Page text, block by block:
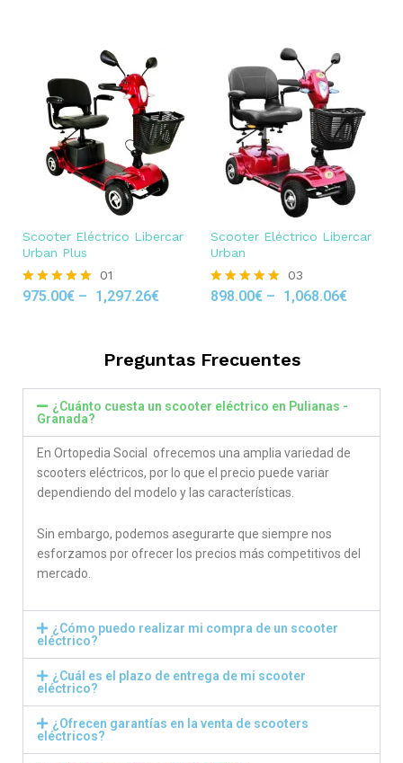
Scooter Eléctrico Libercar
Urban Plus
Rated
01
975.00€ – 1,297.26€
Scooter Eléctrico Libercar
Urban
Rated
03
898.00€ – 1,068.06€
Preguntas Frecuentes
¿Cuánto cuesta un scooter eléctrico en Pulianas -
Granada?
En Ortopedia Social ofrecemos una amplia variedad de
scooters eléctricos, por lo que el precio puede variar
dependiendo del modelo y las características.
Sin embargo, podemos asegurarte que siempre nos
esforzamos por ofrecer los precios más competitivos del
mercado.
¿Cómo puedo realizar mi compra de un scooter
eléctrico?
¿Cuál es el plazo de entrega de mi scooter
eléctrico?
¿Ofrecen garantías en la venta de scooters
eléctricos?